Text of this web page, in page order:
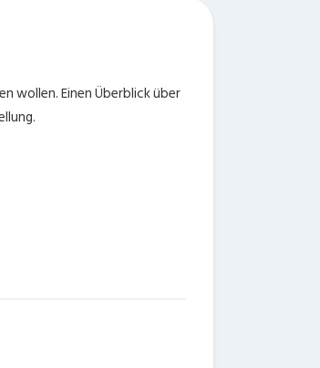
wollen. Einen Überblick über